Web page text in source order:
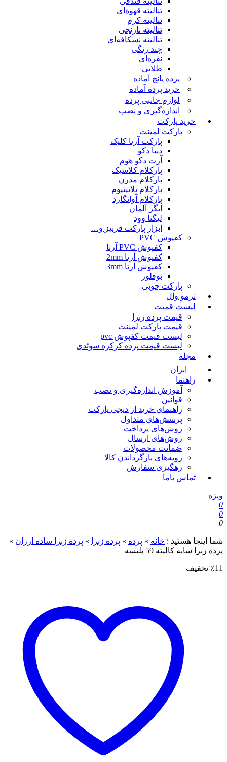
تنالیته قهوه‌ای
تنالیته کرم
تنالیته نارنجی
تنالیته نسکافه‌ای
چند رنگی
نقره‌ای
طلایی
پرده پانچ آماده
خرید پرده آماده
لوازم جانبی پرده
اندازه‌گیری و نصب
خرید پارکت
پارکت لمینت
پارکت آرتا کلیک
دیبا دکو
آرت دکو هوم
پارکلام کلاسیک
پارکلام مدرن
پارکلام پلاتینیوم
پارکلام آوانگارد
ایگر آلمان
لیگنا وود
ابزار پارکت قرنیز و…
کفپوش PVC
کفپوش PVC آرتا
کفپوش آرتا 2mm
کفپوش آرتا 3mm
بوفلور
پارکت چوبی
ترمو وال
لیست قمیت
قیمت پرده زبرا
قیمت پارکت لمینت
لیست قیمت کفپوش pvc
لیست قیمت پرده کرکره سوئدی
مجله
ایران
راهنما
آموزش اندازه‌گیری و نصب
قوانین
راهنمای خرید از دیجی پارکت
پرسش‌های متداول
روش‌های پرداخت
روش‌های ارسال
ضمانت محصولات
رویه‌های بازگرداندن کالا
رهگیری سفارش
تماس باما
اینجا هستید : خانه»پرده»پرده زبرا»پرده زبرا ساده ارزان»
زبرا سایه کالیته 59 پلیسه
تخفیف